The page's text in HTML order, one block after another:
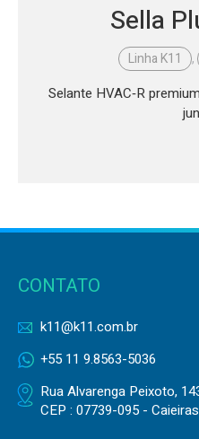
Sella
Linha K11 ,
Selante HVAC‑R
CONTATO
k11@k11.com.br
+55 11 9.8563-5036
Rua Alvarenga Peixoto,
CEP : 07739-095 -